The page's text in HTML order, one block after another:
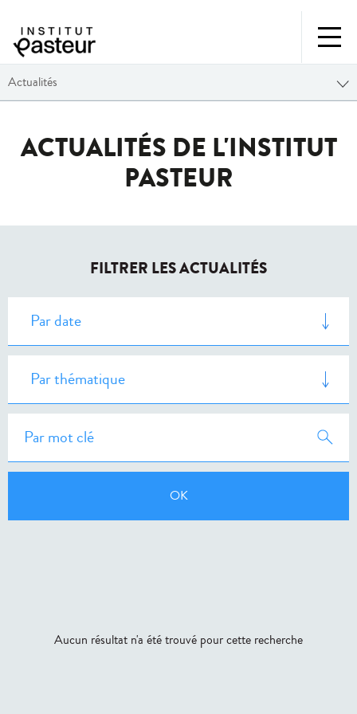
Actualités
ACTUALITÉS DE L'INSTITUT
PASTEUR
FILTRER LES ACTUALITÉS
Aucun résultat n'a été trouvé pour cette recherche